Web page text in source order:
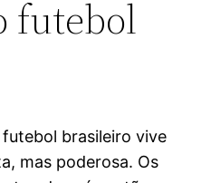
futebol
brasileiro vive
mas poderosa. Os